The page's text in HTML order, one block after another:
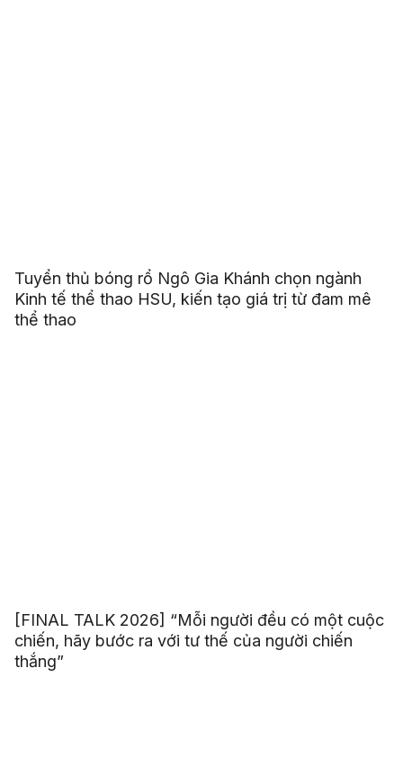
Tuyển thủ bóng rổ Ngô Gia Khánh chọn ngành
Kinh tế thể thao HSU, kiến tạo giá trị từ đam mê
thể thao
[FINAL TALK 2026] “Mỗi người đều có một cuộc
chiến, hãy bước ra với tư thế của người chiến
thắng”